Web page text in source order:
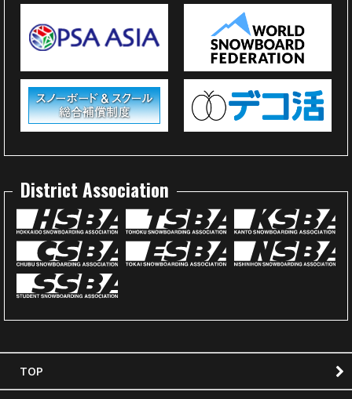
District Association
TOP